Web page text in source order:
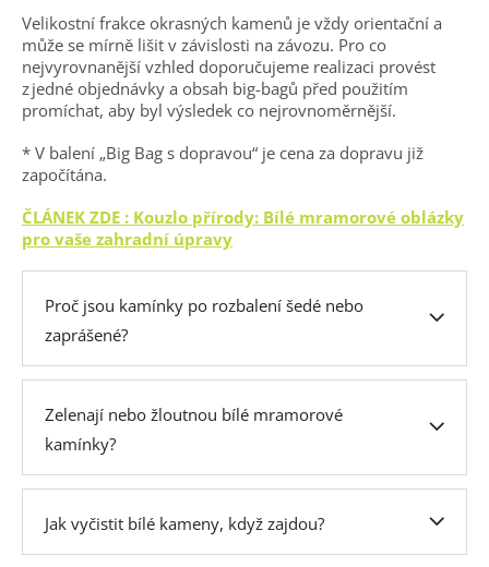
Velikostní frakce okrasných kamenů je vždy orientační a
může se mírně lišit v závislosti na závozu. Pro co
nejvyrovnanější vzhled doporučujeme realizaci provést
z jedné objednávky a obsah big-bagů před použitím
promíchat, aby byl výsledek co nejrovnoměrnější.
* V balení „Big Bag s dopravou“ je cena za dopravu již
započítána.
ČLÁNEK ZDE : Kouzlo přírody: Bílé mramorové oblázky
pro vaše zahradní úpravy
Proč jsou kamínky po rozbalení šedé nebo
zaprášené?
Zelenají nebo žloutnou bílé mramorové
kamínky?
Jak vyčistit bílé kameny, když zajdou?